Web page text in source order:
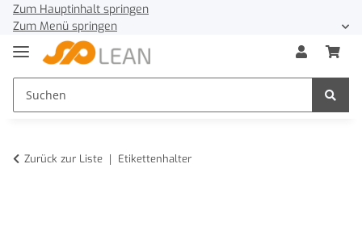
Zum Hauptinhalt springen
Zum Menü springen
Zurück zur Liste Etikettenhalter